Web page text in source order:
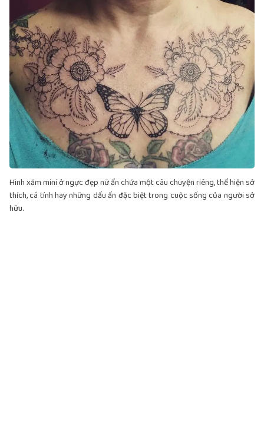
Hình xăm mini ở ngực đẹp nữ ẩn chứa một câu chuyện riêng, thể hiện sở
thích, cá tính hay những dấu ấn đặc biệt trong cuộc sống của người sở
hữu.